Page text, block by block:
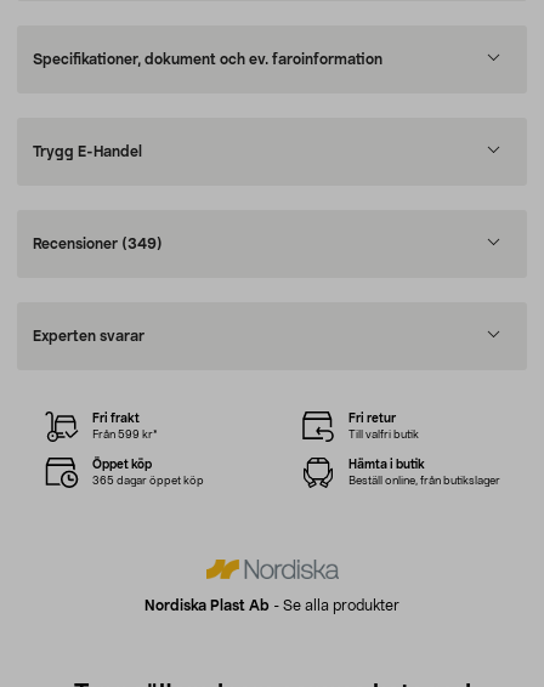
Specifikationer, dokument och ev. faroinformation
Trygg E-Handel
Recensioner (349)
Experten svarar
Nordiska Plast Ab - Se alla produkter
Fri frakt
Från 599 kr*
Fri retur
Till valfri butik
Öppet köp
365 dagar öppet köp
Hämta i butik
Beställ online, från butikslager